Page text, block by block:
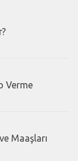
Verme
Maaşları